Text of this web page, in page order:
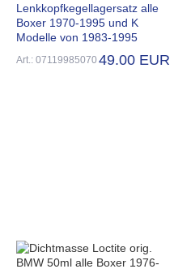
Lenkkopfkegellagersatz alle
Boxer 1970-1995 und K
Modelle von 1983-1995
Art.: 07119985070 49.00 EUR